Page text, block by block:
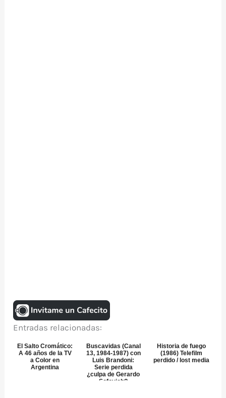
Entradas relacionadas:
El Salto Cromático:
A 46 años de la TV
a Color en
Argentina
Buscavidas (Canal
13, 1984-1987) con
Luis Brandoni:
Serie perdida
¿culpa de Gerardo
Sofovich?
Historia de fuego
(1986) Telefilm
perdido / lost media